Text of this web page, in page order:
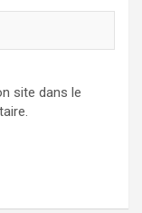
site dans le